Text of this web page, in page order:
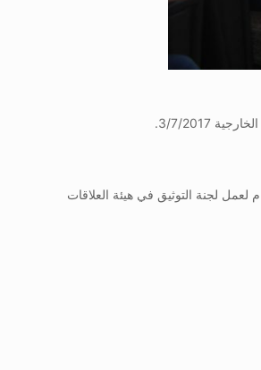
3/7/2017.
لجنة التوثيق في هيئة العلاقات